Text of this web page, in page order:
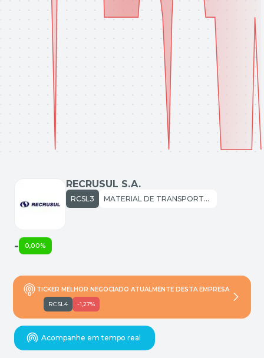
RECRUSUL S.A.
RCSL3 MATERIAL DE TRANSPORTE: MATERIAL RODOVIÁRIO
TICKER MELHOR NEGOCIADO ATUALMENTE DESTA EMPRESA
RCSL4
-1,27%
Acompanhe em tempo real
- 0,00%